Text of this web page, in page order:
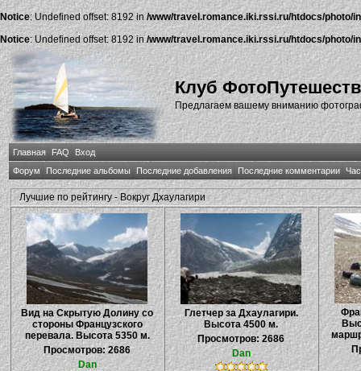
Notice: Undefined offset: 8192 in /www/travel.romance.iki.rssi.ru/htdocs/photo/
Notice: Undefined offset: 8192 in/www/travel.romance.iki.rssi.ru/htdocs/photo/
Клуб
Предлагаем вашему вниманию
Главная FAQ
Вход
Форум
Последние альбомы Последние добавления Последние комментарии
Лучшие по рейтингу - Вокруг Дхаулагири
Вид на Скрытую Долину со
стороны Французского
перевала. Высота 5350 м.
Просмотров: 2686
Dan
Глетчер за Дхаулагири.
Высота 4500 м.
Просмотров: 2686
Dan